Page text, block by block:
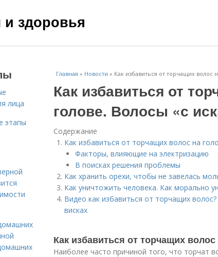
здоровья
Главная » Новости » Как избавиться от торчащих волос
Как избавиться от
голове. Волосы «с
Содержание
Как избавиться от торчащих волос на
Факторы, влияющие на электризацию
В поисках решения проблемы
Как хранить орехи, чтобы не завелась
Как уничтожить человека. Как морально
Видео как избавиться от торчащих
висках
Как избавиться от торчащих
Наиболее часто причиной того, что торчат
лица
этапы